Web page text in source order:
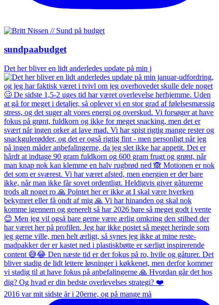
sundpaabudget
Det her bliver en lidt anderledes update på min j
2016 var mit sidste år i 20erne, og på mange må